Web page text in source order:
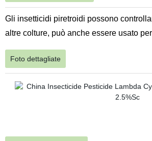
Gli insetticidi piretroidi possono
altre colture, può anche essere usato
Foto dettagliate